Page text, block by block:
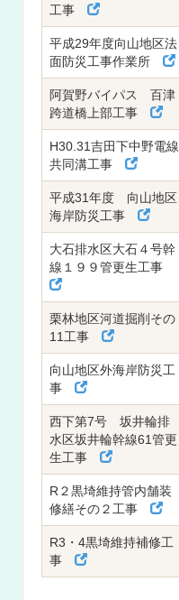
工事
平成29年度向山地区法
面防災工事作業所
阿賀野バイパス 百津
跨道橋上部工事
H30.31吉田下中野電線
共同溝工事
平成31年度 向山地区
海岸防災工事
大石排水区大石４号幹
線１９９管更生工事
栗林地区河道掘削その
11工事
向山地区外海岸防災工
事
西下第7号 坂井輪排
水区坂井輪幹線61管更
生工事
R２黒埼維持管内舗装
修繕その２工事
R3・4黒埼維持補修工
事